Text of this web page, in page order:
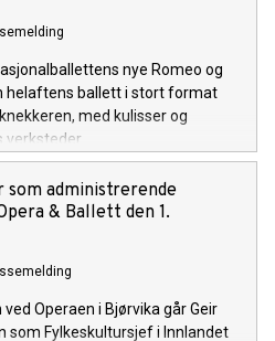
nye Romeo og
helaftens ballett i stort format
med kulisser og
verksteder.
administrerende
& Ballett den 1.
Operaen i Bjørvika går Geir
som Fylkeskultursjef i Innlandet